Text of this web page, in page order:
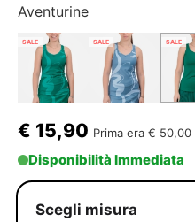
Aventurine
SALE SALE SALE
€ 15,90 Prima era € 50,00
Disponibilità Immediata
Scegli misura